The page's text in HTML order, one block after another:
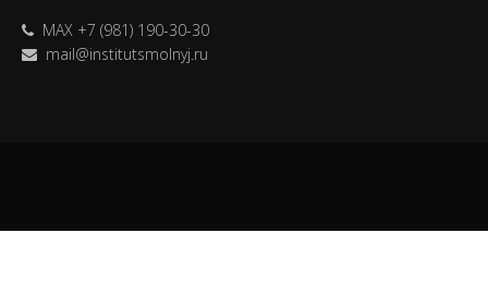
MAX +7 (981) 190-30-30
mail@institutsmolnyj.ru